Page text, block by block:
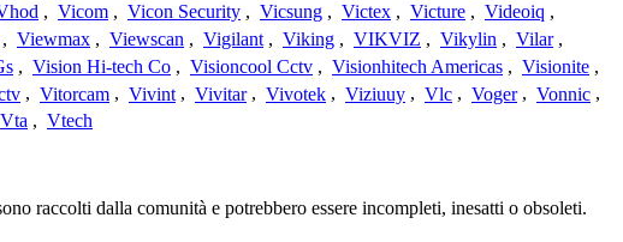
, Vicom , Vicon Security , Vicsung , Victex , Victure , Videoiq ,
, Viewmax , Viewscan , Vigilant , Viking , VIKVIZ , Vikylin , Vilar ,
, Vision Hi-tech Co , Visioncool Cctv , Visionhitech Americas , Visionite ,
, Vitorcam , Vivint , Vivitar , Vivotek , Viziuuy , Vlc , Voger , Vonnic ,
Vta , Vtech
raccolti dalla comunità e potrebbero essere incompleti, inesatti o obsoleti.